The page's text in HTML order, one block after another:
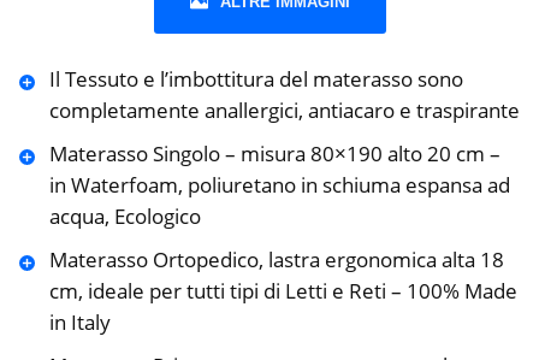
Il Tessuto e l’imbottitura del materasso sono
completamente anallergici, antiacaro e traspirante
Materasso Singolo – misura 80×190 alto 20 cm –
in Waterfoam, poliuretano in schiuma espansa ad
acqua, Ecologico
Materasso Ortopedico, lastra ergonomica alta 18
cm, ideale per tutti tipi di Letti e Reti – 100% Made
in Italy